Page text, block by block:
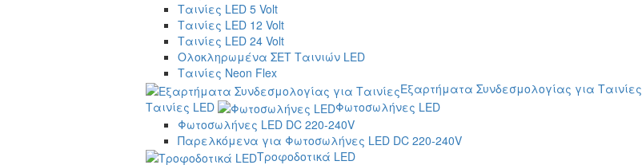
Ταινίες LED 5 Volt
Ταινίες LED 12 Volt
Ταινίες LED 24 Volt
Ολοκληρωμένα ΣΕΤ Ταινιών LED
Ταινίες Neon Flex
Εξαρτήματα Συνδεσμολογίας για Ταινίες
Ταινίες LED
Φωτοσωλήνες LED
Φωτοσωλήνες LED DC 220-240V
Παρελκόμενα για Φωτοσωλήνες LED DC 220-240V
Τροφοδοτικά LED